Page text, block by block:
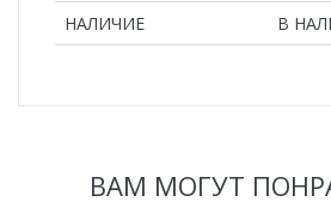
НАЛИЧИЕ В
ВАМ МОГУТ